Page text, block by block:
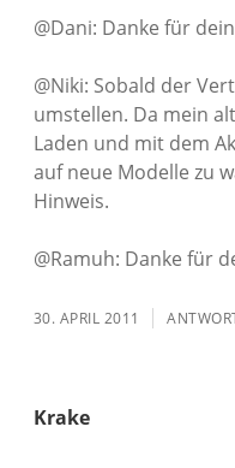
@Dani: Danke für
@Niki: Sobald der
umstellen. Da mein
Laden und mit dem
auf neue Modelle zu
Hinweis.
@Ramuh: Danke für
30. APRIL 2011
Krake